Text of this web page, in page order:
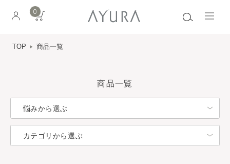
0
TOP 商品一覧
商品一覧
悩みから選ぶ
カテゴリから選ぶ